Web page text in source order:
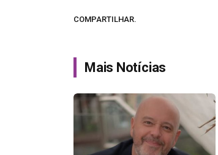
COMPARTILHAR.
Mais Notícias